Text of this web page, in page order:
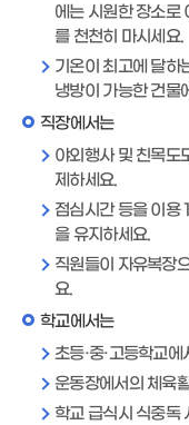
에는 시원한 장소로
를 천천히 마시세요.
기온이 최고에 달하
냉방이 가능한 건물
직장에서는
야외행사 및 친목도
제하세요.
점심시간 등을 이용
을 유지하세요.
직원들이 자유복장
요.
학교에서는
초등·중·고등학교
운동장에서의 체육
학교 급식시 식중독